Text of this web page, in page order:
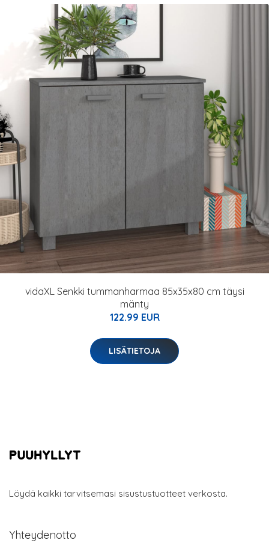
vidaXL Senkki tummanharmaa 85x35x80 cm täysi
mänty
122.99 EUR
LISÄTIETOJA
Löydä kaikki tarvitsemasi sisustustuotteet verkosta.
Yhteydenotto